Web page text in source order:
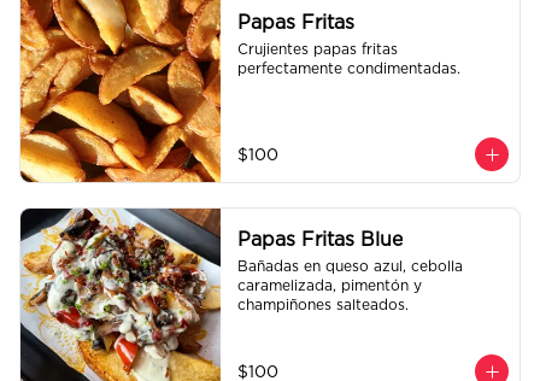
Papas Fritas
Crujientes papas fritas
perfectamente condimentadas.
$100
Papas Fritas Blue
Bañadas en queso azul, cebolla
caramelizada, pimentón y
champiñones salteados.
$100